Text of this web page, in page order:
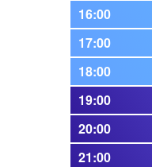
16:00
17:00
18:00
19:00
20:00
21:00